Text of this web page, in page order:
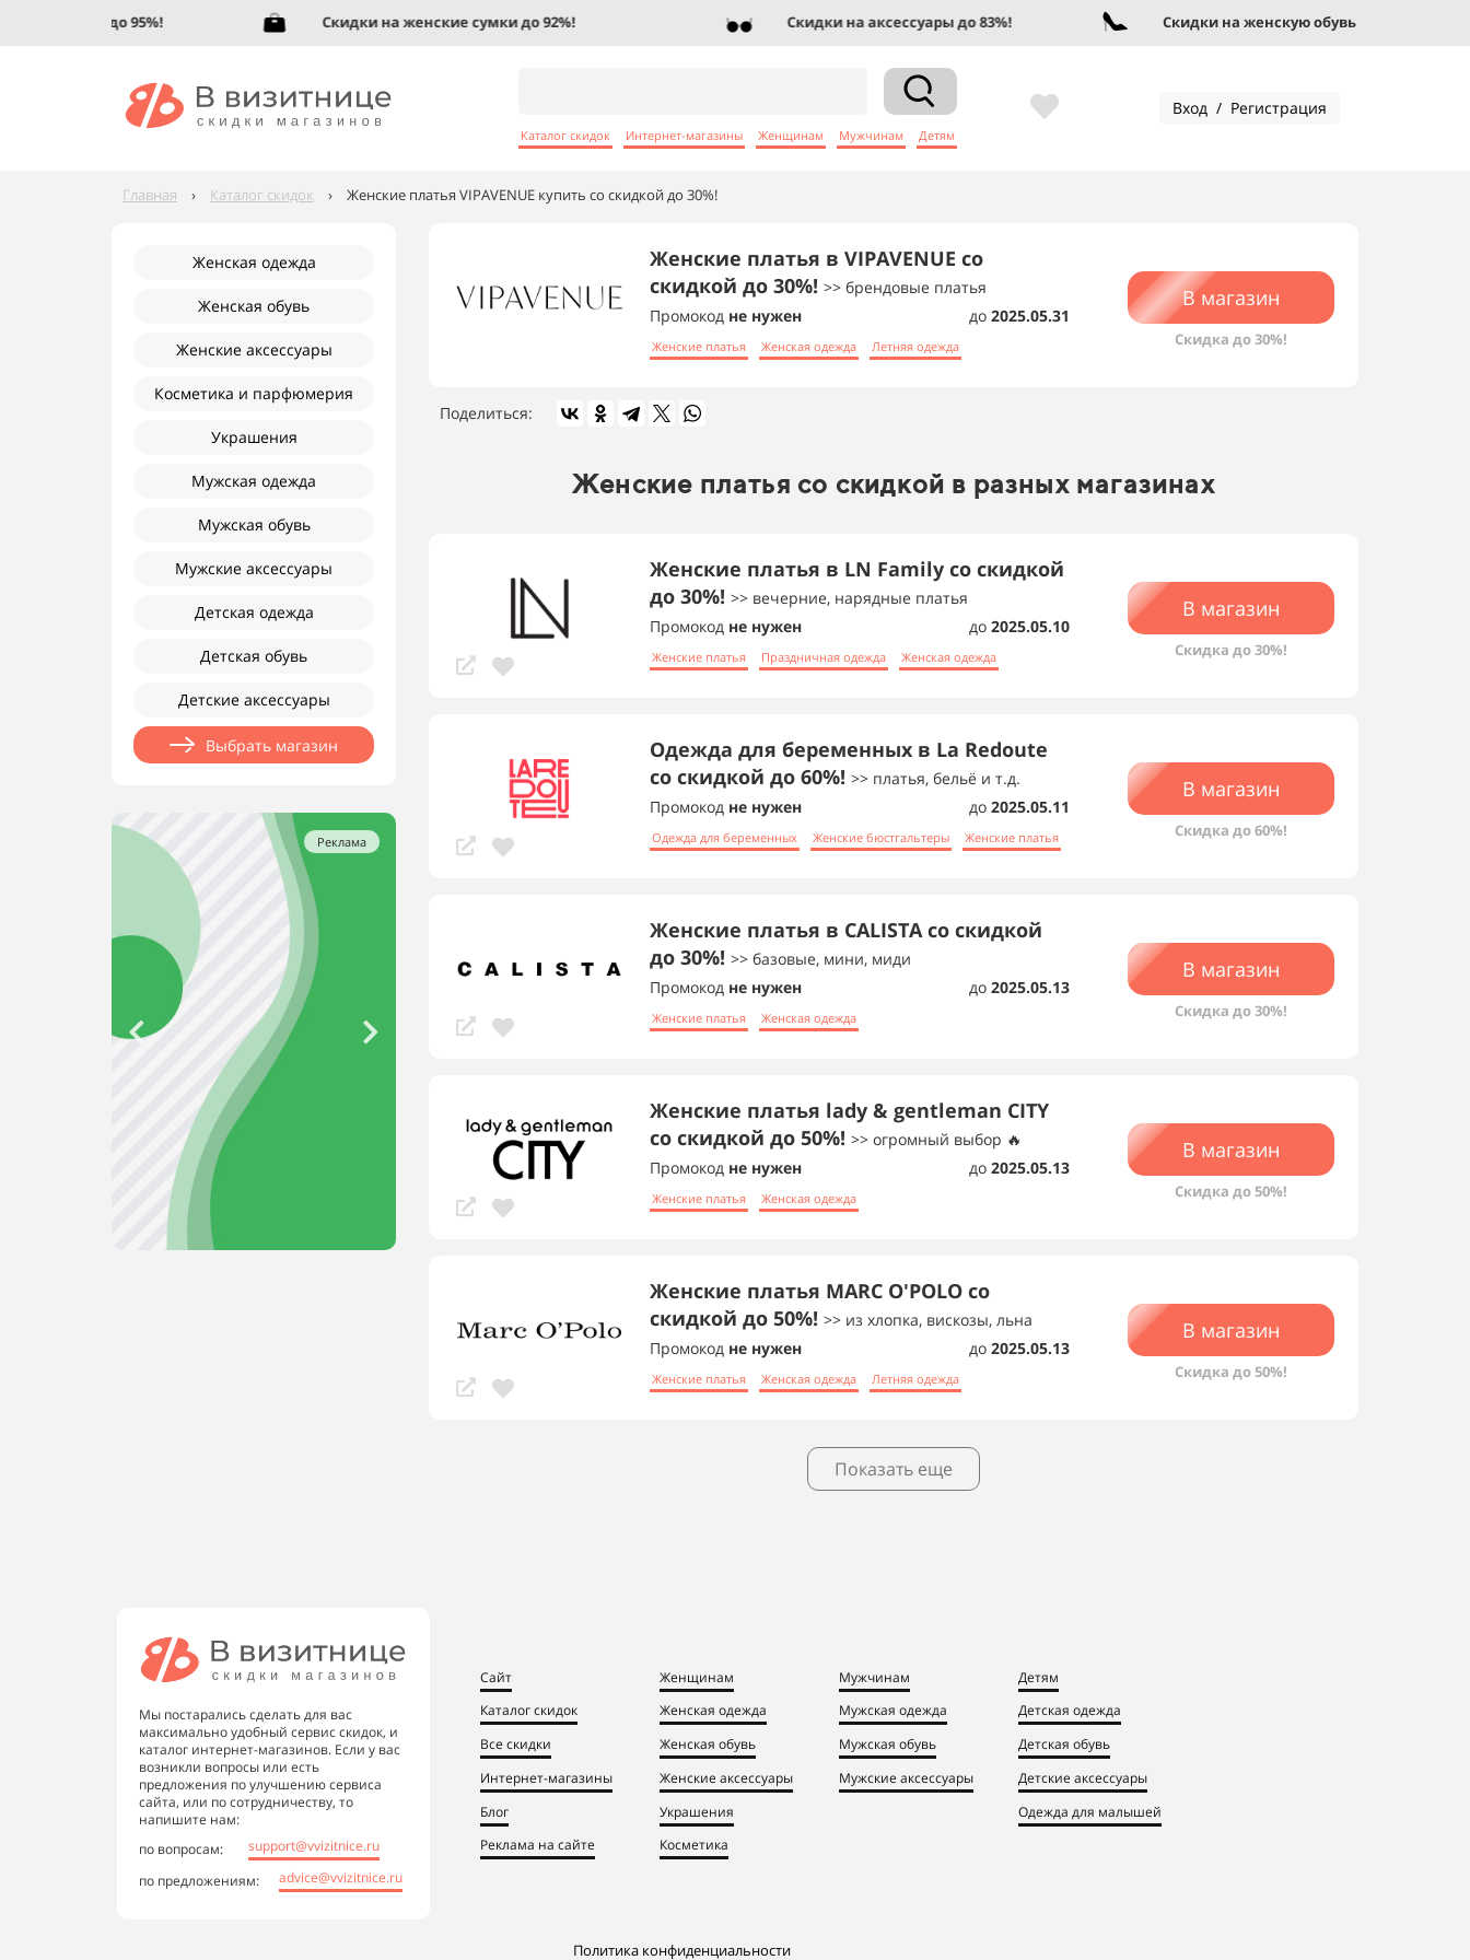
обувь до 95%! Скидки на женские сумки до 92%! Скидки на аксессуары до 83%! Скидки на женскую обувь до 95%!
Каталог скидок Интернет-магазины Женщинам Мужчинам Детям
Вход / Регистрация
Главная › Каталог скидок › Женские платья VIPAVENUE купить со скидкой до 30%!
Женская одежда
Женская обувь
Женские аксессуары
Косметика и парфюмерия
Украшения
Мужская одежда
Мужская обувь
Мужские аксессуары
Детская одежда
Детская обувь
Детские аксессуары
Выбрать магазин
Реклама
Женские платья в VIPAVENUE со
скидкой до 30%! >> брендовые платья
Промокод не нужен до 2025.05.31
Женские платья Женская одежда Летняя одежда
В магазин
Скидка до 30%!
Поделиться:
Женские платья со скидкой в разных магазинах
Женские платья в LN Family со скидкой
до 30%! >> вечерние, нарядные платья
Промокод не нужен до 2025.05.10
Женские платья Праздничная одежда Женская одежда
В магазин
Скидка до 30%!
Одежда для беременных в La Redoute
со скидкой до 60%! >> платья, бельё и т.д.
Промокод не нужен до 2025.05.11
Одежда для беременных Женские бюстгальтеры Женские платья
В магазин
Скидка до 60%!
Женские платья в CALISTA со скидкой
до 30%! >> базовые, мини, миди
Промокод не нужен до 2025.05.13
Женские платья Женская одежда
В магазин
Скидка до 30%!
Женские платья lady & gentleman CITY
со скидкой до 50%! >> огромный выбор 🔥
Промокод не нужен до 2025.05.13
Женские платья Женская одежда
В магазин
Скидка до 50%!
Женские платья MARC O'POLO со
скидкой до 50%! >> из хлопка, вискозы, льна
Промокод не нужен до 2025.05.13
Женские платья Женская одежда Летняя одежда
В магазин
Скидка до 50%!
Показать еще
Мы постарались сделать для вас
максимально удобный сервис скидок, и
каталог интернет-магазинов. Если у вас
возникли вопросы или есть
предложения по улучшению сервиса
сайта, или по сотрудничеству, то
напишите нам:
по вопросам:
support@vvizitnice.ru
по предложениям:
advice@vvizitnice.ru
Сайт
Каталог скидок
Все скидки
Интернет-магазины
Блог
Реклама на сайте
Женщинам
Женская одежда
Женская обувь
Женские аксессуары
Украшения
Косметика
Мужчинам
Мужская одежда
Мужская обувь
Мужские аксессуары
Детям
Детская одежда
Детская обувь
Детские аксессуары
Одежда для малышей
Политика конфиденциальности